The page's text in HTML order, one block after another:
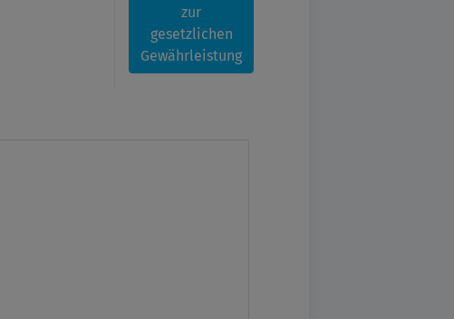
zur
gesetzlichen
Gewährleistung